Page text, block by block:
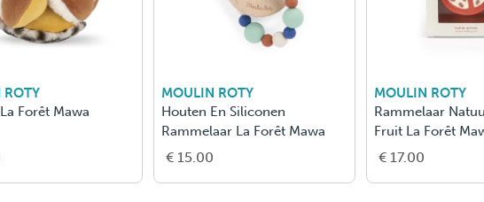
MOULIN ROTY
Rammelaar Natuurrubber
Fruit La Forêt Mawa /3
MOULIN ROTY
Set Van 3 Luierdoeken La
Forêt Mawa